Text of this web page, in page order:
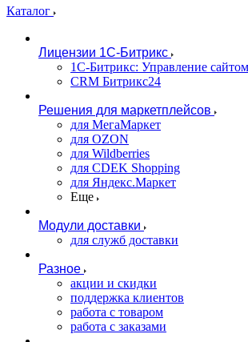
Каталог
Лицензии 1С-Битрикс
1С-Битрикс: Управление сайтом
CRM Битрикс24
Решения для маркетплейсов
для МегаМаркет
для OZON
для Wildberries
для CDEK Shopping
для Яндекс.Маркет
Еще
Модули доставки
для служб доставки
Разное
акции и скидки
поддержка клиентов
работа с товаром
работа с заказами